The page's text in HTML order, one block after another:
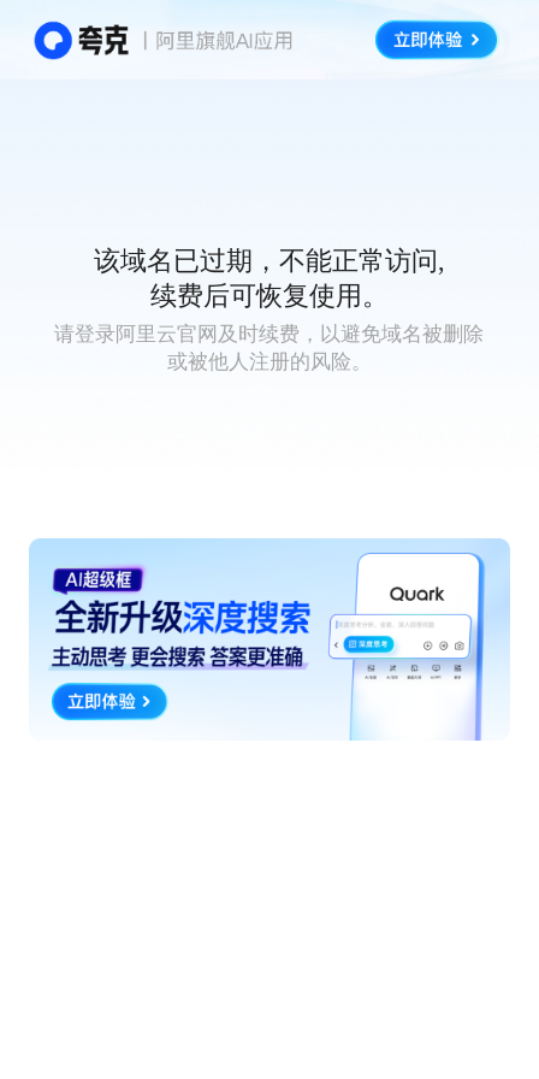
该域名已过期，不能正常访问,
续费后可恢复使用。
请登录阿里云官网及时续费，以避免域名被删除
或被他人注册的风险。